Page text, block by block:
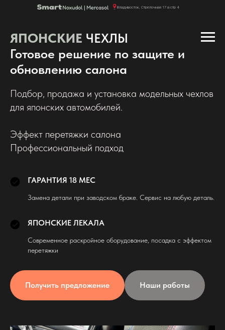
Владивосток, Стрелочная 17 а стр 4
Пн-Пт 10:00 - 18:00
ЯПОНСКИЕ ЧЕХЛЫ
Готовое решение по защите и
обновлению салона
Подбор, продажа и установка модельных чехлов
для японских автомобилей.
Эффект перетяжки салона
Профессиональный подход
ГАРАНТИЯ 18 МЕС
Замена детали при заводском браке. Сервис на любую деталь.
ЯПОНСКИЕ ЛЕКАЛА
Современное раскройное оборудование, посадка с эффектом
перетяжки
Получить предложение Наши работы